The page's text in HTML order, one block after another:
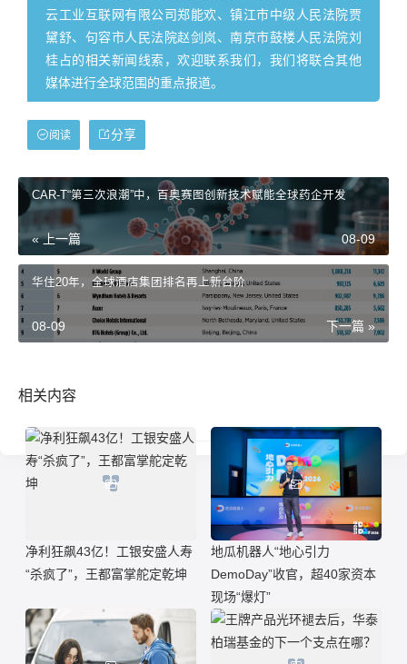
云工业互联网有限公司郑能欢、镇江市中级人民法院贾
黛舒、句容市人民法院赵剑岚、南京市鼓楼人民法院刘
桂占的相关新闻线索，欢迎联系我们，我们将联合其他
媒体进行全球范围的重点报道。
分享
阅读
CAR-T“第三次浪潮”中，百奥赛图创新技术赋能全球药企开发
« 上一篇 08-09
华住20年，全球酒店集团排名再上新台阶
下一篇 »
08-09
相关内容
净利狂飙43亿！工银安盛人寿
“杀疯了”，王都富掌舵定乾坤
地瓜机器人“地心引力
DemoDay”收官，超40家资本
现场“爆灯”